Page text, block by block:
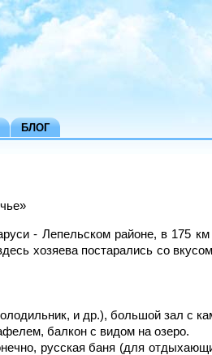
БЛОГ
- Лепельском районе, в 175
хозяева постарались со
и др.), большой зал с
балкон с видом на озеро.
русская баня (для